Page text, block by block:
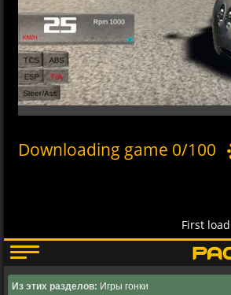
Из этих разделов: Игры гонки